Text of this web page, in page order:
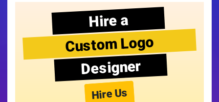
Hire a
Custom Logo
Designer
Hire Us